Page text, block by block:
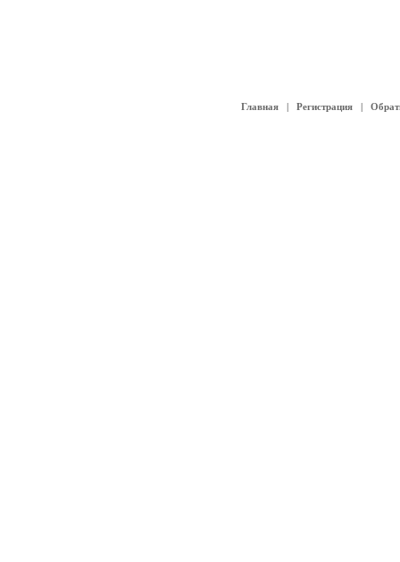
Главная| Регистрация|